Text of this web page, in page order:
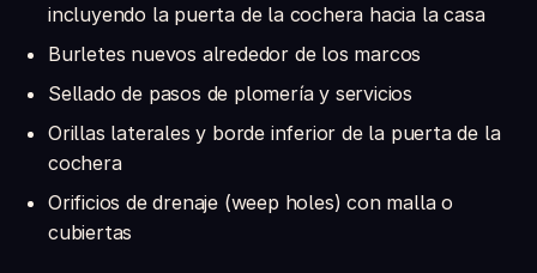
incluyendo la puerta de la cochera hacia la casa
Burletes nuevos alrededor de los marcos
Sellado de pasos de plomería y servicios
Orillas laterales y borde inferior de la puerta de la
cochera
Orificios de drenaje (weep holes) con malla o
cubiertas